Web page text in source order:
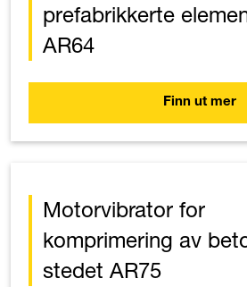
prefabrikkerte
AR64
Finn ut mer
Motorvibrator for
komprimering av
stedet AR75